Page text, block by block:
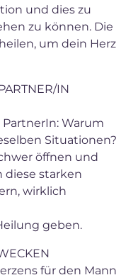
und dies zu
zu können. Die
um dein Herz
IN
Warum
Situationen?
öffnen und
diese starken
wirklich
geben.
für den Mann